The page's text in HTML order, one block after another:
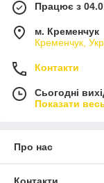
Працює з
м. Кременчук
Кременчук,
Контакти
Сьогодні
Показати
Про нас